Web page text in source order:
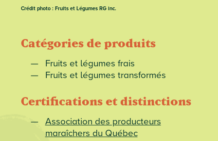
Crédit photo : Fruits et Légumes RG inc.
Catégories de produits
Fruits et légumes frais
Fruits et légumes transformés
Certifications et distinctions
Association des producteurs
maraîchers du Québec